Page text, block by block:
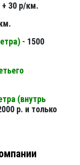
+ 30 р/км.
- 1500
(внутрь
р. и только